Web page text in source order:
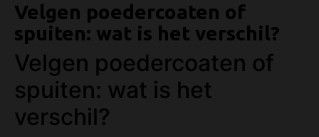
Velgen poedercoaten of
spuiten: wat is het verschil?
Velgen poedercoaten of
spuiten: wat is het
verschil?